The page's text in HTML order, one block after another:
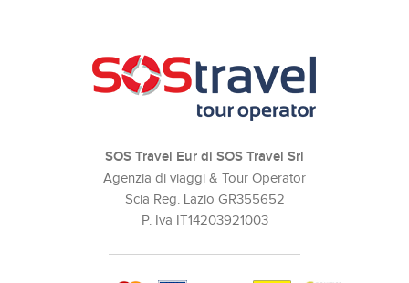
SOS Travel Eur di SOS Travel Srl
Agenzia di viaggi & Tour Operator
Scia Reg. Lazio GR355652
P. Iva IT14203921003